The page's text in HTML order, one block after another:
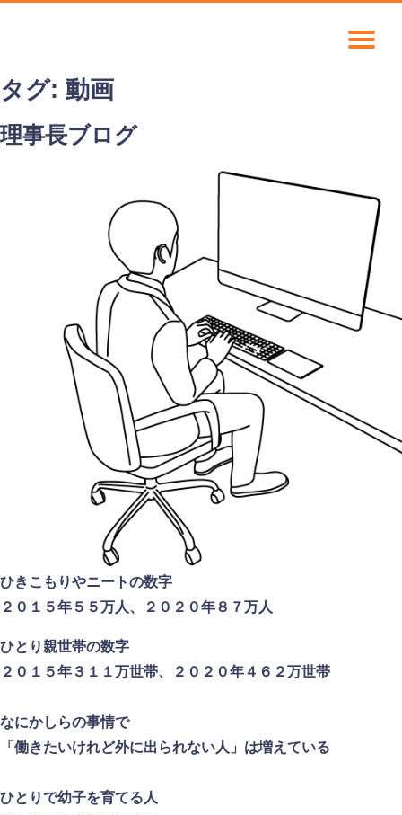
タグ: 動画
理事長ブログ
ひきこもりやニートの数字
２０１５年５５万人、２０２０年８７万人
ひとり親世帯の数字
２０１５年３１１万世帯、２０２０年４６２万世帯
なにかしらの事情で
「働きたいけれど外に出られない人」は増えている
ひとりで幼子を育てる人